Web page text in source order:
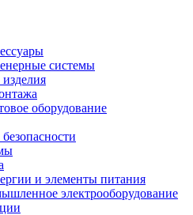
системы
оборудование
и элементы питания
электрооборудование